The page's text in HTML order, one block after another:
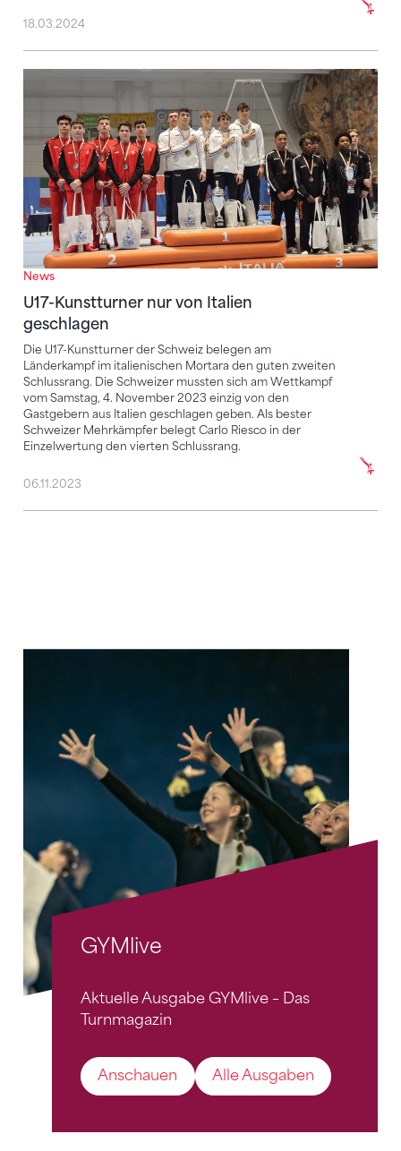
18.03.2024
News
U17-Kunstturner nur von Italien
geschlagen
Die U17-Kunstturner der Schweiz belegen am
Länderkampf im italienischen Mortara den guten zweiten
Schlussrang. Die Schweizer mussten sich am Wettkampf
vom Samstag, 4. November 2023 einzig von den
Gastgebern aus Italien geschlagen geben. Als bester
Schweizer Mehrkämpfer belegt Carlo Riesco in der
Einzelwertung den vierten Schlussrang.
U17-Kunstturner nur von Italien geschlagen
06.11.2023
GYMlive
Aktuelle Ausgabe GYMlive – Das
Turnmagazin
Anschauen Alle Ausgaben